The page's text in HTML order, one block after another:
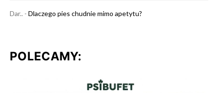
Dar.. - Dlaczego pies chudnie mimo apetytu?
POLECAMY: